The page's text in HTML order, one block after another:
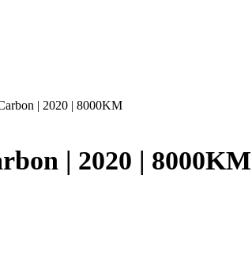
| 2020 | 8000KM
| 2020 | 8000KM